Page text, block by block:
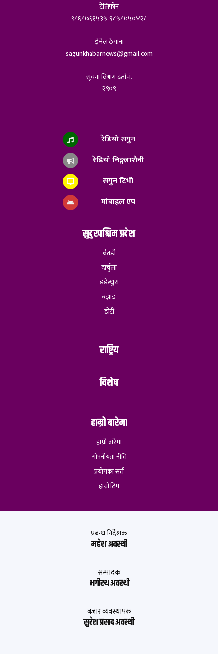
टेलिफोन
९८६८७६१५३५, ९८५८७५०४२८
ईमेल ठेगाना
sagunkhabarnews@gmail.com
सूचना विभाग दर्ता नं.
२९०९
रेडियो सगुन
रेडियो निङ्गलाशैनी
सगुन टिभी
मोबाइल एप
सुदुरपश्चिम प्रदेश
बैतडी
दार्चुला
डडेल्धुरा
बझाङ
डोटी
राष्ट्रिय
विशेष
हाम्रो बारेमा
हाम्रो बारेमा
गोपनीयता नीति
प्रयोगका सर्त
हाम्रो टिम
प्रबन्ध निर्देशक
महेश अवस्थी
सम्पादक
भगीरथ अवस्थी
बजार व्यवस्थापक
सुरेश प्रसाद अवस्थी